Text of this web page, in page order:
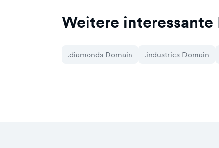
Weitere interessante
.diamonds Domain .industries Domain